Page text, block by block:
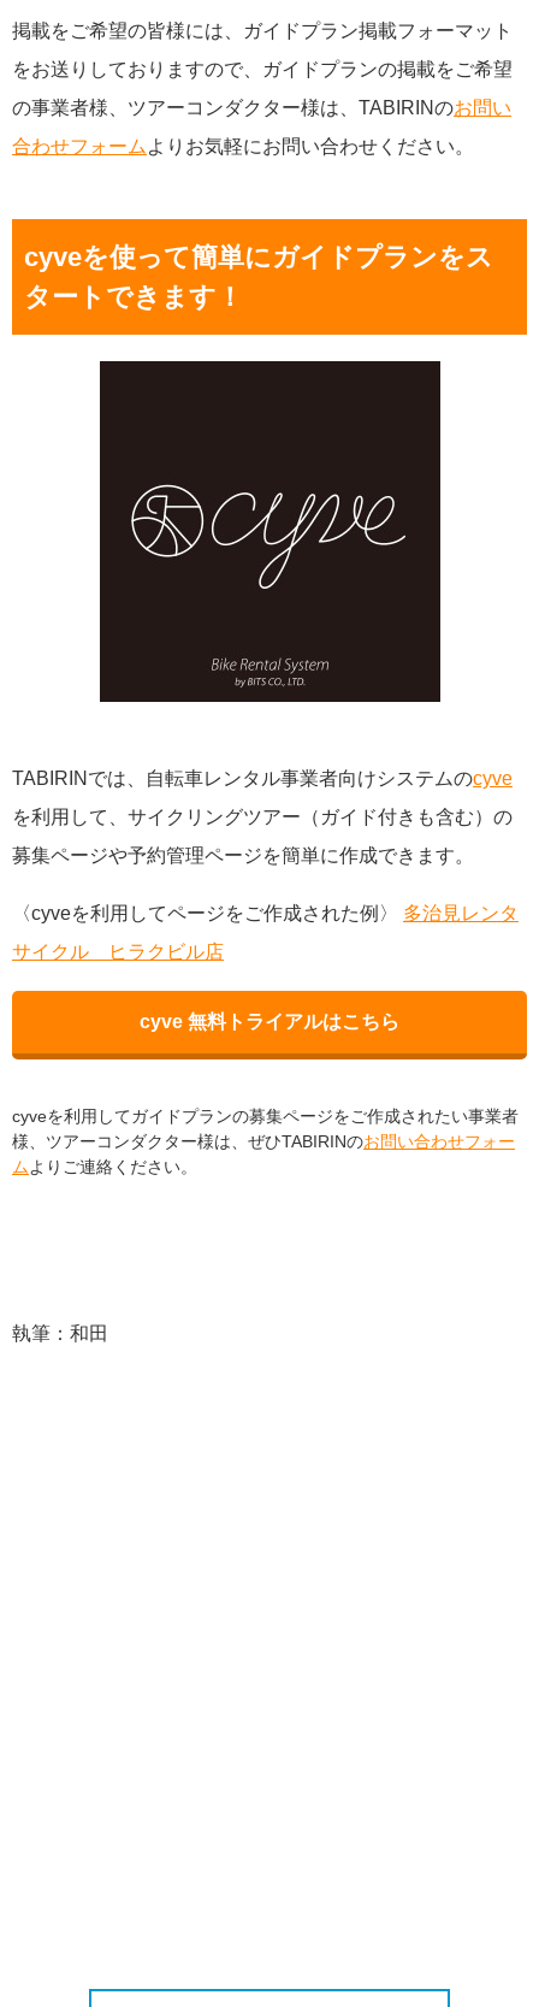
掲載をご希望の皆様には、ガイドプラン掲載フォーマット
をお送りしておりますので、ガイドプランの掲載をご希望
の事業者様、ツアーコンダクター様は、TABIRINのお問い
合わせフォーム よりお気軽にお問い合わせください。
cyveを使って簡単にガイドプランをス
タートできます！
TABIRINでは、自転車レンタル事業者向けシステムのcyve
を利用して、サイクリングツアー（ガイド付きも含む）の
募集ページや予約管理ページを簡単に作成できます。
〈cyveを利用してページをご作成された例〉 多治見レンタ
サイクル ヒラクビル店
cyve 無料トライアルはこちら
cyveを利用してガイドプランの募集ページをご作成されたい事業者
様、ツアーコンダクター様は、ぜひTABIRINのお問い合わせフォー
ムよりご連絡ください。
執筆：和田